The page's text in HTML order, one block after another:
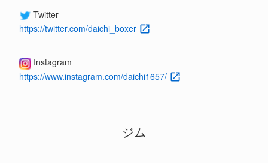
Twitter
https://twitter.com/daichi_boxer
Instagram
https://www.instagram.com/daichi1657/
ジム